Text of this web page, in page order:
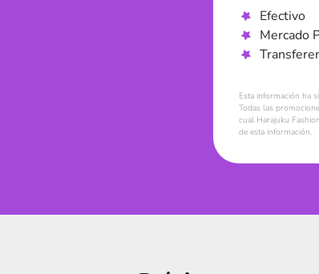
Efectivo
Mercado
Esta información ha
Todas las
cual Harajuku
de esta información.